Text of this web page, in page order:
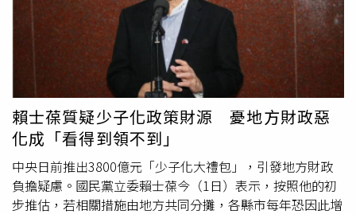
學者指出，目前仍缺乏足夠證據證明禁令能有效改善青少年
心理健康問題，因此不應將其視為唯一解方。科技業界同樣
強烈反彈。Meta警告，全面禁令可能讓青少年轉向監管更
少的匿名平台，增加潛在風險；YouTube則認為，一刀切的
政策可能剝奪年輕人接觸優質教育與知識內容的機會。科技
法律專家黛安穆勒內克斯（Diane Mullenex）也指出，當管
制範圍擴及直播、跨境服務與AI聊天機器人後，執法難度將
大幅提高。然而英國政府態度強硬，強調兒少安全將優先於
科技企業利益，未來仍將持續推動相關立法，希望打造更安
全的網路環境。
析師指出，目前油價仍能維持在每桶90美元以上，顯示市場
雖預期和平談判有機會成功，一旦談判破裂，原油價格可能
迅速重返100美元。
賴士葆質疑少子化政策財源 憂地方財政惡
化成「看得到領不到」
中央日前推出3800億元「少子化大禮包」，引發地方財政
負擔疑慮。國民黨立委賴士葆今（1日）表示，按照他的初
步推估，若相關措施由地方共同分攤，各縣市每年恐因此增